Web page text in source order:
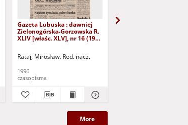
Gazeta Lubuska : dawniej
Zielonogórska-Gorzowska R.
XLIV [właśc. XLV], nr 16 (19
Rataj, Mirosław. Red. nacz.
1996
czasopisma
More